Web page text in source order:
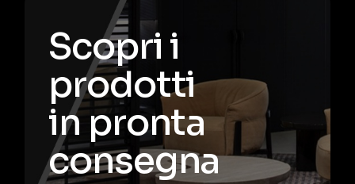
Scopri i
prodotti
in pronta
consegna